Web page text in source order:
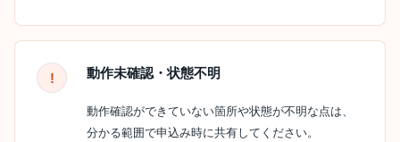
動作未確認・状態不明
動作確認ができていない箇所や状態が不明な点は、
分かる範囲で申込み時に共有してください。